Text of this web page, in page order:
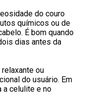
do couro
químicos ou de
É bom quando
dias antes da
relaxante ou
do usuário. Em
a celulite e no